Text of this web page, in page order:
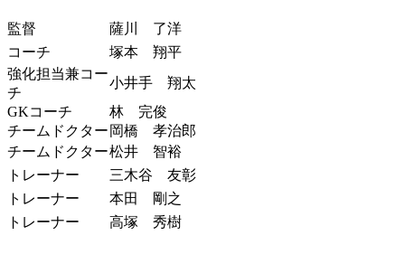
監督
薩川 了洋
コーチ
塚本 翔平
強化担当兼コー
チ
小井手 翔太
GKコーチ
林 完俊
チームドクター 岡橋 孝治郎
チームドクター松井 智裕
トレーナー
三木谷 友彰
トレーナー
本田 剛之
トレーナー
高塚 秀樹